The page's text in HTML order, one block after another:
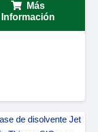
Más
Información